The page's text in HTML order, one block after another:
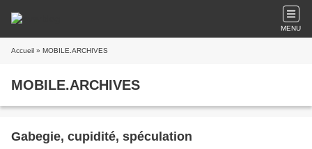
MENU
Accueil » MOBILE.ARCHIVES
MOBILE.ARCHIVES
Gabegie, cupidité, spéculation